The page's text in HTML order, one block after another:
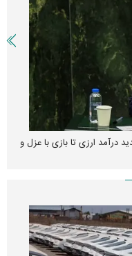
درآمد ارزی تا بازی با عزل و